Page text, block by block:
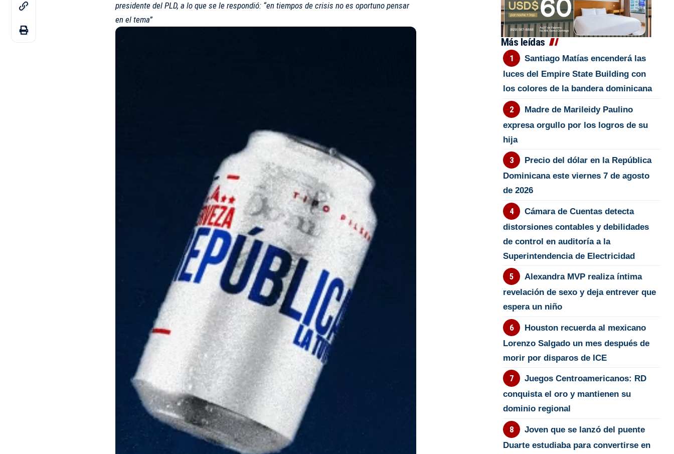
presidente del PLD, a lo que se le respondió: “en tiempos de crisis no es oportuno pensar
en el tema”
Más leídas
Santiago Matías encenderá las
luces del Empire State Building con
los colores de la bandera dominicana
Madre de Marileidy Paulino
expresa orgullo por los logros de su
hija
Precio del dólar en la República
Dominicana este viernes 7 de agosto
de 2026
Cámara de Cuentas detecta
distorsiones contables y debilidades
de control en auditoría a la
Superintendencia de Electricidad
Alexandra MVP realiza íntima
revelación de sexo y deja entrever que
espera un niño
Houston recuerda al mexicano
Lorenzo Salgado un mes después de
morir por disparos de ICE
Juegos Centroamericanos: RD
conquista el oro y mantienen su
dominio regional
Joven que se lanzó del puente
Duarte estudiaba para convertirse en